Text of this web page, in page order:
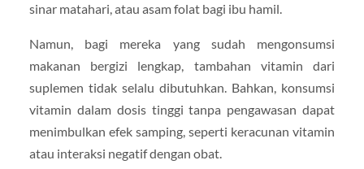
sinar matahari, atau asam folat bagi ibu hamil.
Namun, bagi mereka yang sudah mengonsumsi
makanan bergizi lengkap, tambahan vitamin dari
suplemen tidak selalu dibutuhkan. Bahkan, konsumsi
vitamin dalam dosis tinggi tanpa pengawasan dapat
menimbulkan efek samping, seperti keracunan vitamin
atau interaksi negatif dengan obat.